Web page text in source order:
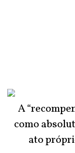
A
como
ato